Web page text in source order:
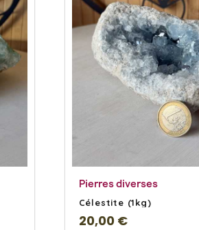
En savoir Plus
Pierres diverses
Célestite (1kg)
20,00 €